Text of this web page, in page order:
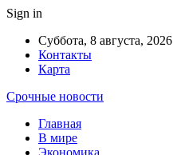
Sign in
Суббота, 8 августа, 2026
Контакты
Карта
Срочные новости
Главная
В мире
Экономика